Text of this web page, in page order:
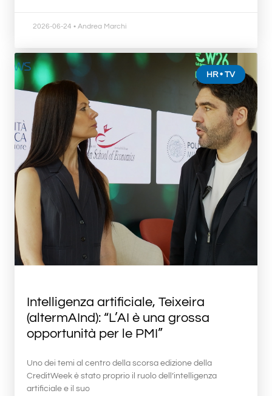
2026-06-24 • Andrea Marchi
Intelligenza artificiale, Teixeira
(altermAInd): “L’AI è una grossa
opportunità per le PMI”
Uno dei temi al centro della scorsa edizione della
CreditWeek è stato proprio il ruolo dell’intelligenza
artificiale e il suo
HR • TV